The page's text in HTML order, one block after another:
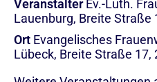
Veranstalter Ev.-Luth.
Lauenburg, Breite Straße
Ort Evangelisches
Lübeck, Breite Straße 17,